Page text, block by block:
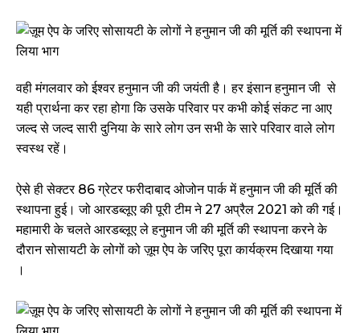
वही मंगलवार को ईश्वर हनुमान जी की जयंती है। हर इंसान हनुमान जी से
यही प्रार्थना कर रहा होगा कि उसके परिवार पर कभी कोई संकट ना आए
जल्द से जल्द सारी दुनिया के सारे लोग उन सभी के सारे परिवार वाले लोग
स्वस्थ रहें।
ऐसे ही सेक्टर 86 ग्रेटर फरीदाबाद ओजोन पार्क में हनुमान जी की मूर्ति की
स्थापना हुई। जो आरडब्लूए की पूरी टीम ने 27 अप्रैल 2021 को की गई।
महामारी के चलते आरडब्लूए ले हनुमान जी की मूर्ति की स्थापना करने के
दौरान सोसायटी के लोगों को ज़ूम ऐप के जरिए पूरा कार्यक्रम दिखाया गया
।